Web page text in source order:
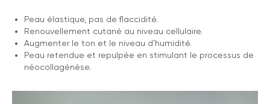
Peau élastique, pas de flaccidité.
Renouvellement cutané au niveau cellulaire.
Augmenter le ton et le niveau d'humidité.
Peau retendue et repulpée en stimulant le processus de
néocollagénèse.